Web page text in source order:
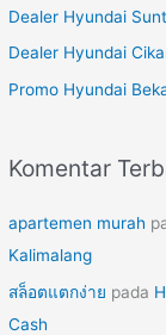
u
k
:
Dealer Hyundai
Dealer Hyundai
Promo Hyundai
Komentar
apartemen murah
Kalimalang
สล็อตแตกง่าย pada
Cash